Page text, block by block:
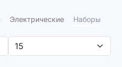
Электрические Наборы